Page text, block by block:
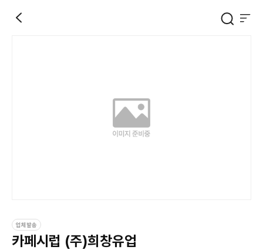
업체발송
카페시럽 (주)희창유업